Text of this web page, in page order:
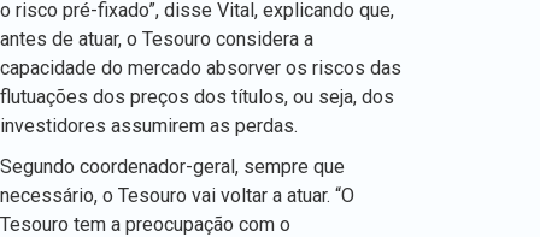
o risco pré-fixado”, disse Vital, explicando que,
antes de atuar, o Tesouro considera a
capacidade do mercado absorver os riscos das
flutuações dos preços dos títulos, ou seja, dos
investidores assumirem as perdas.
Segundo coordenador-geral, sempre que
necessário, o Tesouro vai voltar a atuar. “O
Tesouro tem a preocupação com o